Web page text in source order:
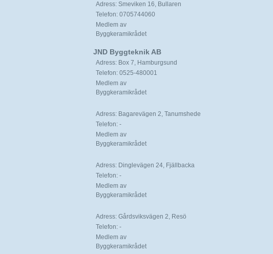
Adress: Smeviken 16, Bullaren
Telefon: 0705744060
Medlem av
Byggkeramikrådet
JND Byggteknik AB
Adress: Box 7, Hamburgsund
Telefon: 0525-480001
Medlem av
Byggkeramikrådet
Adress: Bagarevägen 2, Tanumshede
Telefon: -
Medlem av
Byggkeramikrådet
Adress: Dinglevägen 24, Fjällbacka
Telefon: -
Medlem av
Byggkeramikrådet
Adress: Gårdsviksvägen 2, Resö
Telefon: -
Medlem av
Byggkeramikrådet